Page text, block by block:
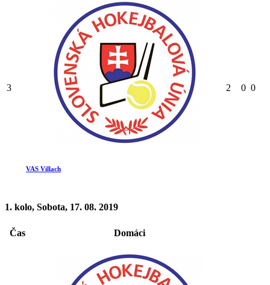
3
VAS Villach
2 0 0
1. kolo, Sobota, 17. 08. 2019
Čas Domáci